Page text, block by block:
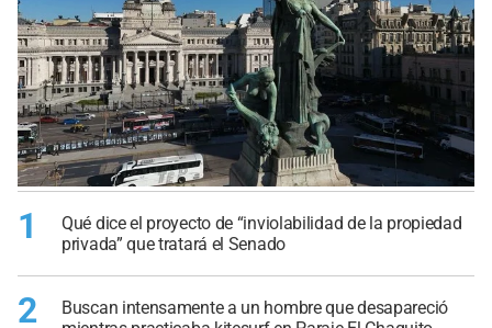
1
Qué dice el proyecto de “inviolabilidad de la propiedad
privada” que tratará el Senado
2
Buscan intensamente a un hombre que desapareció